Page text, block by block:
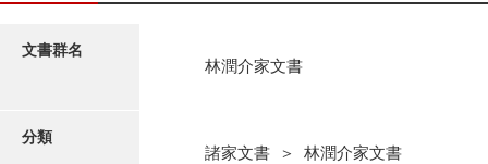
更新履歴
文書群名
林潤介家文書
分類
諸家文書 ＞ 林潤介家文書